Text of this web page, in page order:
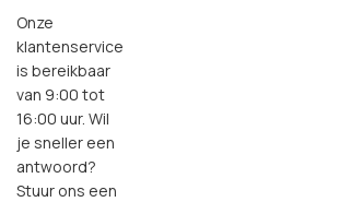
Onze
klantenservice
is bereikbaar
van 9:00 tot
16:00 uur. Wil
je sneller een
antwoord?
Stuur ons een